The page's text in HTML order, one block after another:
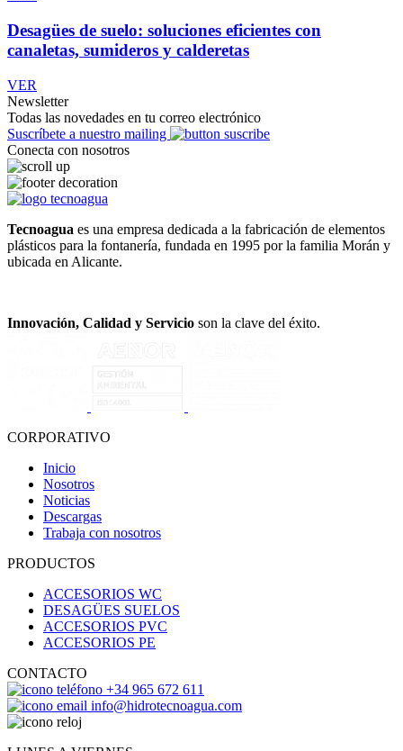
Desagües de suelo: soluciones eficientes con
canaletas, sumideros y calderetas
VER
Newsletter
Todas las novedades en tu correo electrónico
Suscríbete a nuestro mailing
Conecta con nosotros
Tecnoagua es una empresa dedicada a la fabricación de elementos
plásticos para la fontanería, fundada en 1995 por la familia Morán y
ubicada en Alicante.
Innovación, Calidad y Servicio son la clave del éxito.
CORPORATIVO
Inicio
Nosotros
Noticias
Descargas
Trabaja con nosotros
PRODUCTOS
ACCESORIOS WC
DESAGÜES SUELOS
ACCESORIOS PVC
ACCESORIOS PE
CONTACTO
+34 965 672 611
info@hidrotecnoagua.com